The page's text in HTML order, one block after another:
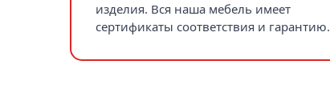
изделия. Вся наша мебель имеет
сертификаты соответствия и гарантию.